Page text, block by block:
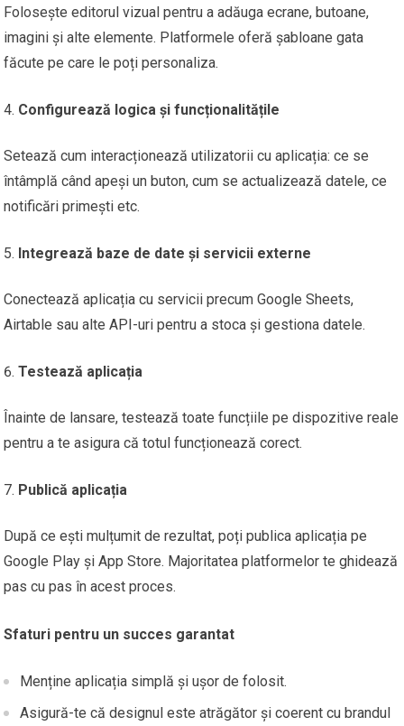
Folosește editorul vizual pentru a adăuga ecrane, butoane,
imagini și alte elemente. Platformele oferă șabloane gata
făcute pe care le poți personaliza.
Configurează logica și funcționalitățile
Setează cum interacționează utilizatorii cu aplicația: ce se
întâmplă când apeși un buton, cum se actualizează datele, ce
notificări primești etc.
Integrează baze de date și servicii externe
Conectează aplicația cu servicii precum Google Sheets,
Airtable sau alte API-uri pentru a stoca și gestiona datele.
Testează aplicația
Înainte de lansare, testează toate funcțiile pe dispozitive reale
pentru a te asigura că totul funcționează corect.
Publică aplicația
După ce ești mulțumit de rezultat, poți publica aplicația pe
Google Play și App Store. Majoritatea platformelor te ghidează
pas cu pas în acest proces.
Sfaturi pentru un succes garantat
Menține aplicația simplă și ușor de folosit.
Asigură-te că designul este atrăgător și coerent cu brandul